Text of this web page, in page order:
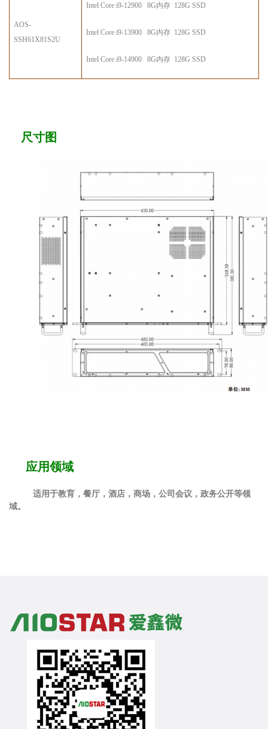
AOS-
SSH61X81S2U
Intel Core i9-12900 8G内存 128G SSD
Intel Core i9-13900 8G内存 128G SSD
Intel Core i9-14900 8G内存 128G SSD
尺寸图
应用领域
适用于教育，餐厅，酒店，商场，公司会议，政务公开等领
域。